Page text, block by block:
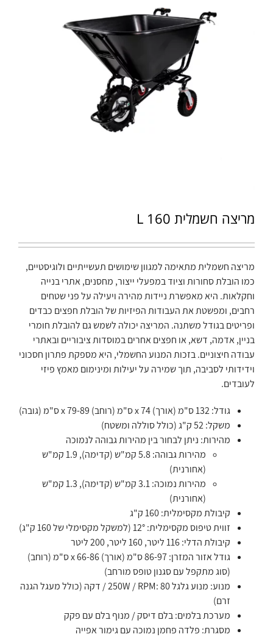
מריצה חשמלית 160 L
מריצה חשמלית מתאימה למגוון שימושים תעשייתיים ולוגיסטיים,
כמו הובלת סחורות וציוד במפעלי ייצור, מחסנים, אתרי בנייה
וחקלאות. היא מאפשרת ניידות מהירה ויעילה על פני שטחים
רחבים, ומפשטת את העבודות הפיזיות של הובלת חפצים כבדים
ופריטים בגודל משתנה. המריצה יכולה לשמש גם להובלת חומרי
בניין, אדמה, דשא, או חפצים אחרים במוסדות ציבוריים ובאתרי
עבודה חיצוניים. בזכות המנוע החשמלי, היא מספקת פתרון חסכוני
וידידותי לסביבה, תוך שמירה על יעילות ומינימום מאמץ פיזי
לעובדים.
גודל: 132 ס"מ (אורך) x 74 ס"מ (רוחב) x 79-89 ס"מ (גובה)
משקל: 52 ק"ג (כולל סוללה ומשטח)
מהירות: ניתן לבחור בין מהירות גבוהה לנמוכה
מהירות גבוהה: 5.8 קמ"ש (קדימה), 1.9 קמ"ש
(אחורנית)
מהירות נמוכה: 3.1 קמ"ש (קדימה), 1.3 קמ"ש
(אחורנית)
קיבולת מקסימלית: 160 ק"ג
זווית טיפוס מקסימלית: 12° (למשקל מקסימלי של 160 ק"ג)
קיבולת הדלי: 116 ליטר, 160 ליטר, 200 ליטר
גודל אזור המזרן: 86-97 ס"מ (אורך) x 66-86 ס"מ (רוחב)
(סוג מתקפל עם סגנון טופס מורחב)
מנוע: מנוע גלגל 250W / RPM: 80 / דקה (כולל מעגל הגנה
זרם)
מערכת בלמים: בלם דיסק / מנוף בלם עם פקק
מסגרת: פלדה פחמן נמוכה עם גימור אפייה